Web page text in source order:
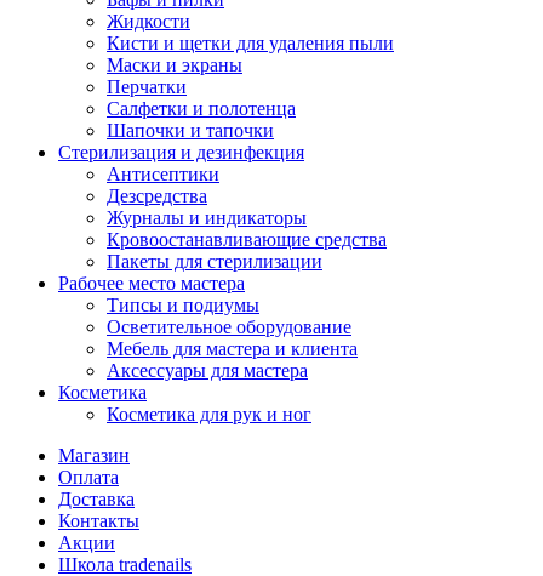
Жидкости
Кисти и щетки для удаления пыли
Маски и экраны
Перчатки
Салфетки и полотенца
Шапочки и тапочки
Стерилизация и дезинфекция
Антисептики
Дезсредства
Журналы и индикаторы
Кровоостанавливающие средства
Пакеты для стерилизации
Рабочее место мастера
Типсы и подиумы
Осветительное оборудование
Мебель для мастера и клиента
Аксессуары для мастера
Косметика
Косметика для рук и ног
Магазин
Оплата
Доставка
Контакты
Акции
Школа tradenails